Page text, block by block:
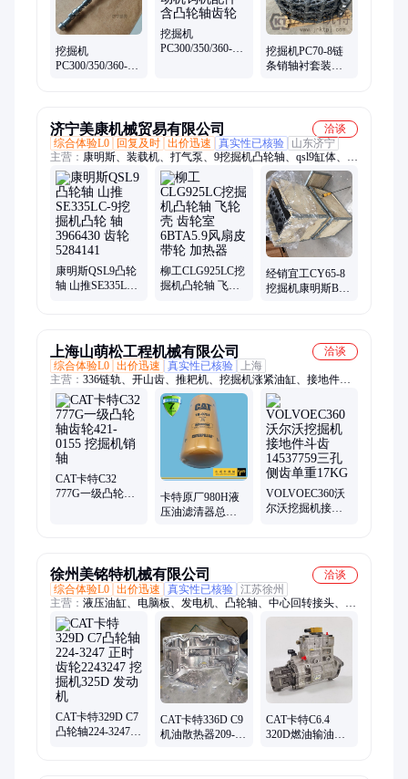
挖掘机
PC300/350/360-7
挖掘机
PC300/350/360-7
挖掘机PC70-8链
条销轴衬套装载
济宁美康机械贸易有限公司
洽谈
综合体验L0
回复及时 出价迅速 真实性已核验
山东济宁
主营： 康明斯、装载机、打气泵、9挖掘机凸轮轴、qsl9缸体、发
电机组、mta11发动机、垃圾压实机、机场地勤设备、涡轮增压
发动机
康明斯QSL9凸轮
轴 山推SE335LC-
柳工CLG925LC挖
掘机凸轮轴 飞轮
经销宜工CY65-8
挖掘机康明斯B3.3
上海山萌松工程机械有限公司
洽谈
综合体验L0 出价迅速 真实性已核验
上海
主营： 336链轨、开山齿、推耙机、挖掘机涨紧油缸、接地件、
驱动齿、390托轮、履带板、370链轨、摩擦片、压缩机、活塞
环、长斗齿、平地机、铲刀片、365托轮、铲刀角、引导轮、卡
特390四轮一带、日立回转牙箱、卡特385回转支撑、矿山型岩石
斗、发动机曲轴总成、变速箱总成、特雷克斯配件
CAT卡特C32
777G一级凸轮轴
卡特原厂980H液
压油滤清器总成
VOLVOEC360沃
尔沃挖掘机接地
徐州美铭特机械有限公司
洽谈
综合体验L0 出价迅速 真实性已核验 江苏徐州
主营： 液压油缸、电脑板、发电机、凸轮轴、中心回转接头、行
走减速机、涡轮增压器、电磁阀、水箱、密封件、大修包、线
束、消声器、消音器、中冷器、液压泵、主泵、涨紧油缸总成、
喷油器、水泵、机油泵、液压油散热器、底盘件四轮一带、传感
器、继电器、回转减速机、变速箱
CAT卡特329D C7
凸轮轴224-3247
CAT卡特336D C9
机油散热器209-
CAT卡特C6.4
320D燃油输油泵